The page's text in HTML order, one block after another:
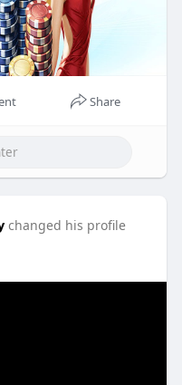
Share
changed his profile